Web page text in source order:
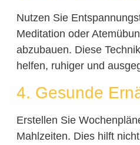
Nutzen Sie
Meditation oder
abzubauen. Diese
helfen, ruhiger und
4. Gesunde
Erstellen Sie
Mahlzeiten. Dies hilft